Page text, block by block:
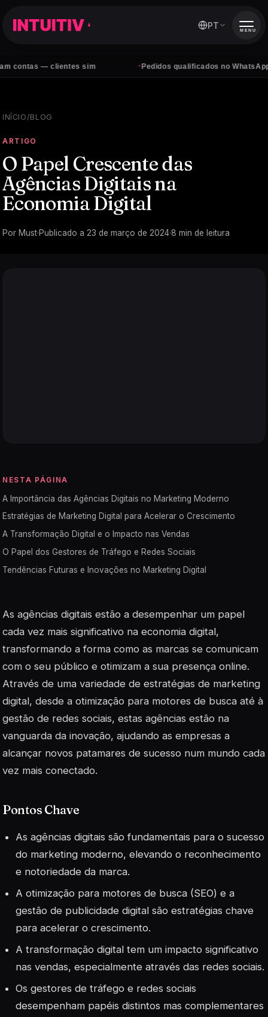
— clientes sim Pedidos qualificados no WhatsApp, todos
PT MENU
INÍCIO/BLOG
ARTIGO
O Papel Crescente das
Agências Digitais na
Economia Digital
Por Must·Publicado a 23 de março de 2024·8 min de leitura
NESTA PÁGINA
A Importância das Agências Digitais no Marketing Moderno
Estratégias de Marketing Digital para Acelerar o Crescimento
A Transformação Digital e o Impacto nas Vendas
O Papel dos Gestores de Tráfego e Redes Sociais
Tendências Futuras e Inovações no Marketing Digital
As agências digitais estão a desempenhar um papel
cada vez mais significativo na economia digital,
transformando a forma como as marcas se comunicam
com o seu público e otimizam a sua presença online.
Através de uma variedade de estratégias de marketing
digital, desde a otimização para motores de busca até à
gestão de redes sociais, estas agências estão na
vanguarda da inovação, ajudando as empresas a
alcançar novos patamares de sucesso num mundo cada
vez mais conectado.
Pontos Chave
As agências digitais são fundamentais para o sucesso
do marketing moderno, elevando o reconhecimento
e notoriedade da marca.
A otimização para motores de busca (SEO) e a
gestão de publicidade digital são estratégias chave
para acelerar o crescimento.
A transformação digital tem um impacto significativo
nas vendas, especialmente através das redes sociais.
Os gestores de tráfego e redes sociais
desempenham papéis distintos mas complementares